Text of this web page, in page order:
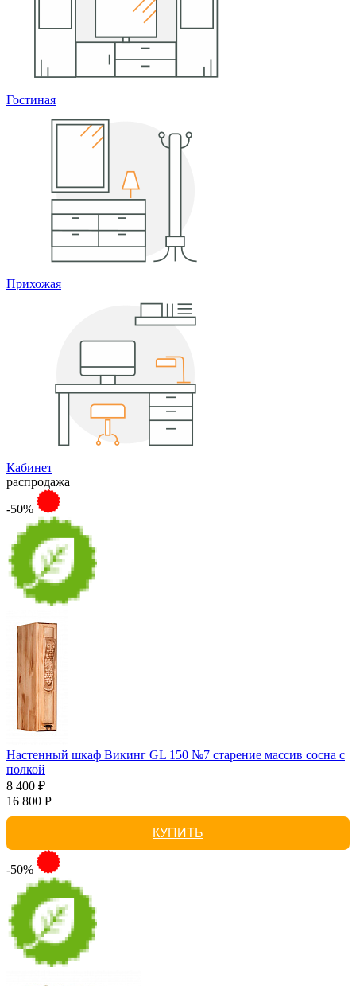
Гостиная
Прихожая
Кабинет
распродажа
-50%
Настенный шкаф Викинг GL 150 №7 старение массив сосна с
полкой
8 400 ₽
16 800 Р
КУПИТЬ
-50%